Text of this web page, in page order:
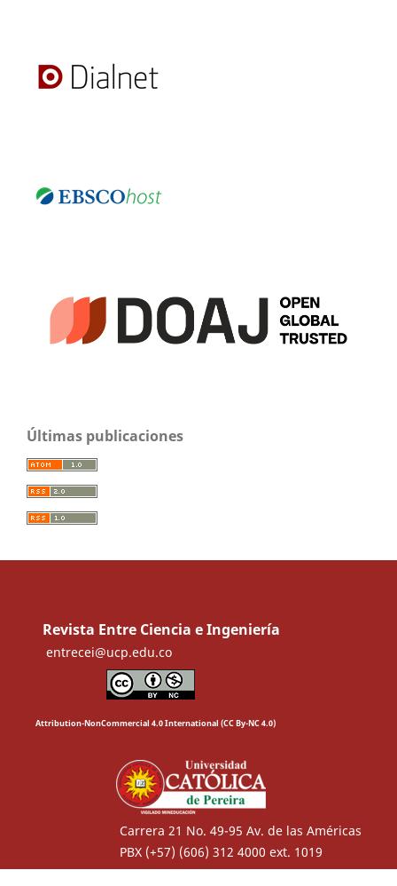
Últimas publicaciones
Revista Entre Ciencia e Ingeniería
entrecei@ucp.edu.co
Attribution-NonCommercial 4.0 International (CC By-NC 4.0)
Carrera 21 No. 49-95 Av. de las Américas
PBX (+57) (606) 312 4000 ext. 1019